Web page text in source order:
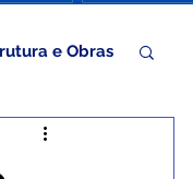
e Obras